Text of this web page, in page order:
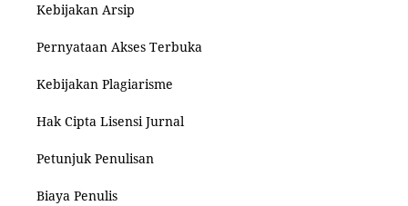
Kebijakan Arsip
Pernyataan Akses Terbuka
Kebijakan Plagiarisme
Hak Cipta Lisensi Jurnal
Petunjuk Penulisan
Biaya Penulis